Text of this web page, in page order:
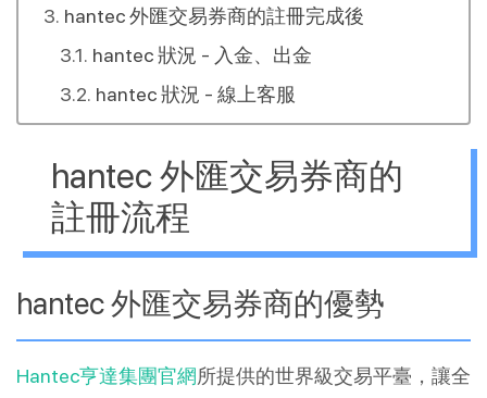
hantec 外匯交易券商的註冊完成後
hantec 狀況 - 入金、出金
hantec 狀況 - 線上客服
hantec 外匯交易券商的
註冊流程
hantec 外匯交易券商的優勢
Hantec亨達集團官網所提供的世界級交易平臺，讓全